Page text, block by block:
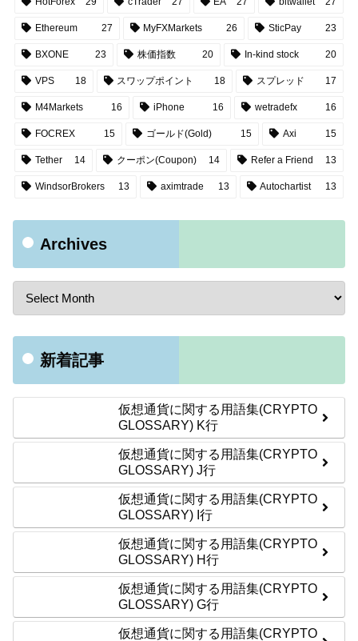
Ethereum 27 MyFXMarkets 26 SticPay 23
BXONE 23 株価指数 20 In-kind stock 20
VPS 18 スワップポイント 18 スプレッド 17
M4Markets 16 iPhone 16 wetradefx 16
FOCREX 15 ゴールド(Gold) 15 Axi 15
Tether 14 クーポン(Coupon) 14 Refer a Friend 13
WindsorBrokers 13 aximtrade 13 Autochartist 13
Archives
新着記事
仮想通貨に関する用語集(CRYPTO
GLOSSARY) K行
仮想通貨に関する用語集(CRYPTO
GLOSSARY) J行
仮想通貨に関する用語集(CRYPTO
GLOSSARY) I行
仮想通貨に関する用語集(CRYPTO
GLOSSARY) H行
仮想通貨に関する用語集(CRYPTO
GLOSSARY) G行
仮想通貨に関する用語集(CRYPTO